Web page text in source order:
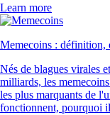
Learn more
Memecoins : définition,
Nés de blagues virales
milliards, les
les plus marquants de
fonctionnent, pourquoi